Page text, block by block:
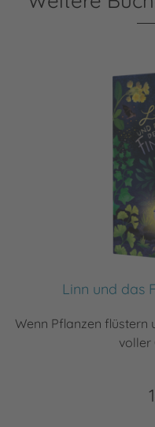
Linn und das
Wenn Pflanzen flüstern
voller